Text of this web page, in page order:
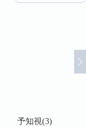
予知視(3)